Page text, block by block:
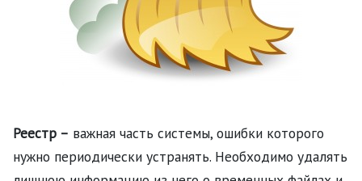
Реестр – важная часть системы, ошибки которого
нужно периодически устранять. Необходимо удалять